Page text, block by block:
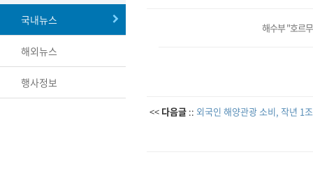
국내뉴스
해외뉴스
행사정보
해수부 "호르
<< 다음글 :: 외국인 해양관광 소비, 작년 1